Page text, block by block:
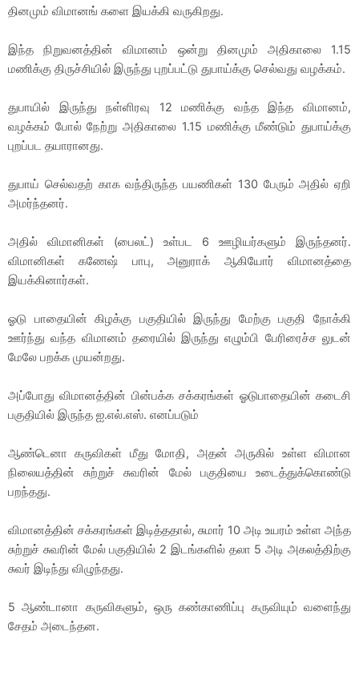
தினமும் விமானங் களை இயக்கி வருகிறது.
இந்த நிறுவனத்தின் விமானம் ஒன்று தினமும் அதிகாலை 1.15
மணிக்கு திருச்சியில் இருந்து புறப்பட்டு துபாய்க்கு செல்வது வழக்கம்.
துபாயில் இருந்து நள்ளிரவு 12 மணிக்கு வந்த இந்த விமானம்,
வழக்கம் போல் நேற்று அதிகாலை 1.15 மணிக்கு மீண்டும் துபாய்க்கு
புறப்பட தயாரானது.
துபாய் செல்வதற் காக வந்திருந்த பயணிகள் 130 பேரும் அதில் ஏறி
அமர்ந்தனர்.
அதில் விமானிகள் (பைலட்) உள்பட 6 ஊழியர்களும் இருந்தனர்.
விமானிகள் கணேஷ் பாபு, அனுராக் ஆகியோர் விமானத்தை
இயக்கினார்கள்.
ஓடு பாதையின் கிழக்கு பகுதியில் இருந்து மேற்கு பகுதி நோக்கி
ஊர்ந்து வந்த விமானம் தரையில் இருந்து எழும்பி பேரிரைச்ச லுடன்
மேலே பறக்க முயன்றது.
அப்போது விமானத்தின் பின்பக்க சக்கரங்கள் ஓடுபாதையின் கடைசி
பகுதியில் இருந்த ஐ.எல்.எஸ். எனப்படும்
ஆண்டெனா கருவிகள் மீது மோதி, அதன் அருகில் உள்ள விமான
நிலையத்தின் சுற்றுச் சுவரின் மேல் பகுதியை உடைத்துக்கொண்டு
பறந்தது.
விமானத்தின் சக்கரங்கள் இடித்ததால், சுமார் 10 அடி உயரம் உள்ள அந்த
சுற்றுச் சுவரின் மேல் பகுதியில் 2 இடங்களில் தலா 5 அடி அகலத்திற்கு
சுவர் இடிந்து விழுந்தது.
5 ஆண்டானா கருவிகளும், ஒரு கண்காணிப்பு கருவியும் வளைந்து
சேதம் அடைந்தன.